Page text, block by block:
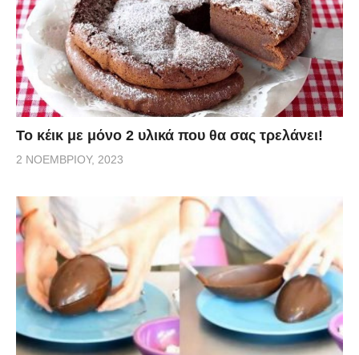
Το κέικ με μόνο 2 υλικά που θα σας τρελάνει!
2 ΝΟΕΜΒΡΊΟΥ, 2023